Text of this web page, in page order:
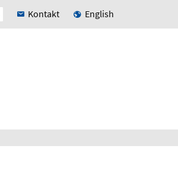
Kontakt English